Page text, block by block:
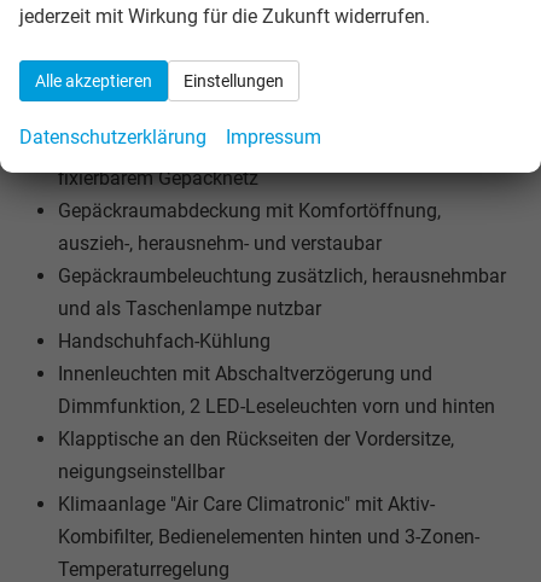
Ablagefächer in der Dachkonsole
Frontscheibe in Verbundsicherheitsglas, wärme- und
Gepäckmanagement-Paket mit auf Schienen
fixierbarem Gepäcknetz
Gepäckraumabdeckung mit Komfortöffnung,
auszieh-, herausnehm- und verstaubar
Gepäckraumbeleuchtung zusätzlich, herausnehmbar
und als Taschenlampe nutzbar
Handschuhfach-Kühlung
Innenleuchten mit Abschaltverzögerung und
Dimmfunktion, 2 LED-Leseleuchten vorn und hinten
Klapptische an den Rückseiten der Vordersitze,
neigungseinstellbar
Klimaanlage "Air Care Climatronic" mit Aktiv-
Kombifilter, Bedienelementen hinten und 3-Zonen-
Temperaturregelung
jederzeit mit Wirkung für die Zukunft widerrufen.
Alle akzeptieren Einstellungen
Datenschutzerklärung Impressum